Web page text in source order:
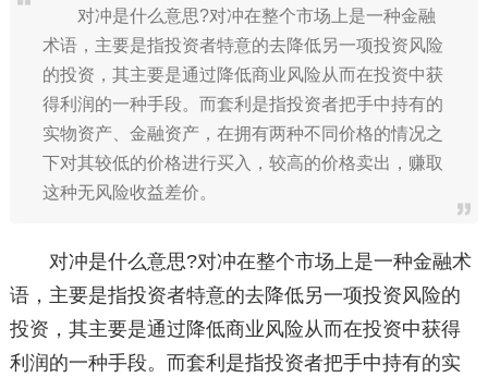
对冲是什么意思?对冲在整个市场上是一种金融
术语，主要是指投资者特意的去降低另一项投资风险
的投资，其主要是通过降低商业风险从而在投资中获
得利润的一种手段。而套利是指投资者把手中持有的
实物资产、金融资产，在拥有两种不同价格的情况之
下对其较低的价格进行买入，较高的价格卖出，赚取
这种无风险收益差价。
对冲是什么意思?对冲在整个市场上是一种金融术
语，主要是指投资者特意的去降低另一项投资风险的
投资，其主要是通过降低商业风险从而在投资中获得
利润的一种手段。而套利是指投资者把手中持有的实